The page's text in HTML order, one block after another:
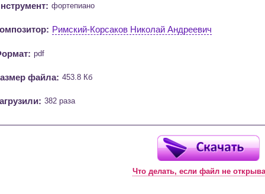
фортепиано
Римский-Корсаков Николай Андреевич
pdf
файла: 453.8 Кб
382 раза
Что делать, если файл не